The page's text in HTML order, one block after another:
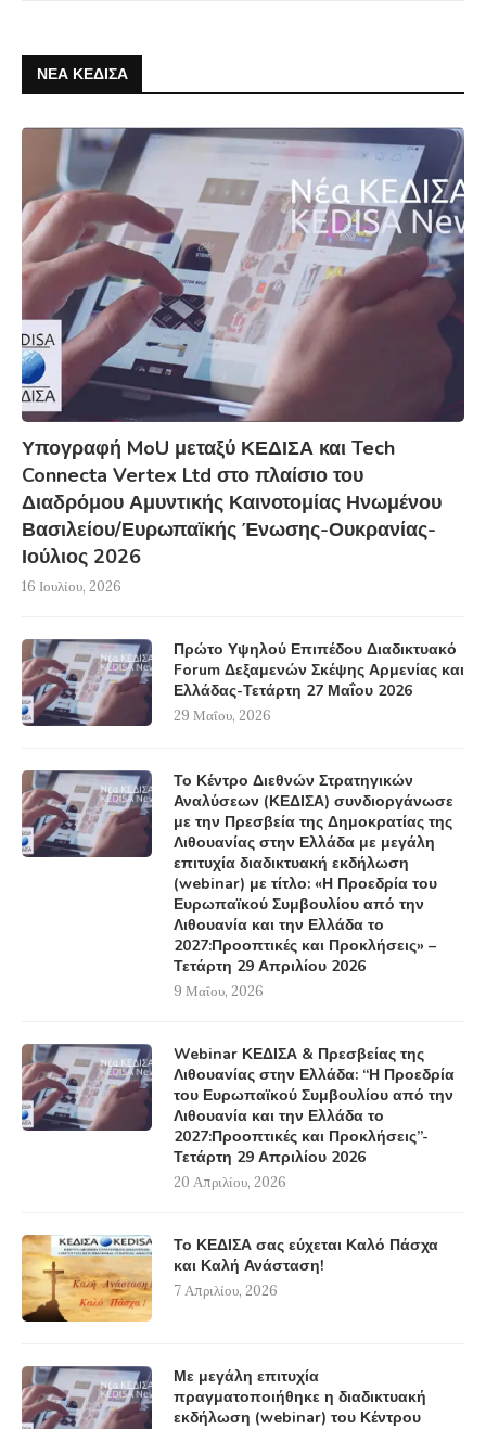
ΝΕΑ ΚΕΔΙΣΑ
Υπογραφή MoU μεταξύ ΚΕΔΙΣΑ και Tech
Connecta Vertex Ltd στο πλαίσιο του
Διαδρόμου Αμυντικής Καινοτομίας Ηνωμένου
Βασιλείου/Ευρωπαϊκής Ένωσης-Ουκρανίας-
Ιούλιος 2026
16 Ιουλίου, 2026
Πρώτο Υψηλού Επιπέδου Διαδικτυακό
Forum Δεξαμενών Σκέψης Αρμενίας και
Ελλάδας-Τετάρτη 27 Μαΐου 2026
29 Μαΐου, 2026
Το Κέντρο Διεθνών Στρατηγικών
Αναλύσεων (ΚΕΔΙΣΑ) συνδιοργάνωσε
με την Πρεσβεία της Δημοκρατίας της
Λιθουανίας στην Ελλάδα με μεγάλη
επιτυχία διαδικτυακή εκδήλωση
(webinar) με τίτλο: «Η Προεδρία του
Ευρωπαϊκού Συμβουλίου από την
Λιθουανία και την Ελλάδα το
2027:Προοπτικές και Προκλήσεις» –
Τετάρτη 29 Απριλίου 2026
9 Μαΐου, 2026
Webinar ΚΕΔΙΣΑ & Πρεσβείας της
Λιθουανίας στην Ελλάδα: “Η Προεδρία
του Ευρωπαϊκού Συμβουλίου από την
Λιθουανία και την Ελλάδα το
2027:Προοπτικές και Προκλήσεις”-
Τετάρτη 29 Απριλίου 2026
20 Απριλίου, 2026
Το ΚΕΔΙΣΑ σας εύχεται Καλό Πάσχα
και Καλή Ανάσταση!
7 Απριλίου, 2026
Με μεγάλη επιτυχία
πραγματοποιήθηκε η διαδικτυακή
εκδήλωση (webinar) του Κέντρου